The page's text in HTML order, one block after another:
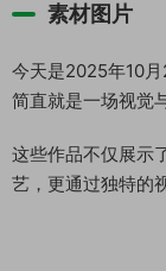
素材图片
今天是2025年10
简直就是一场视觉
这些作品不仅展示
艺，更通过独特的